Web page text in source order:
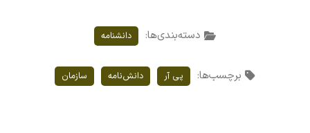
دسته‌بندی‌ها: دانشنامه
برچسب‌ها: پی آر دانش‌نامه سازمان